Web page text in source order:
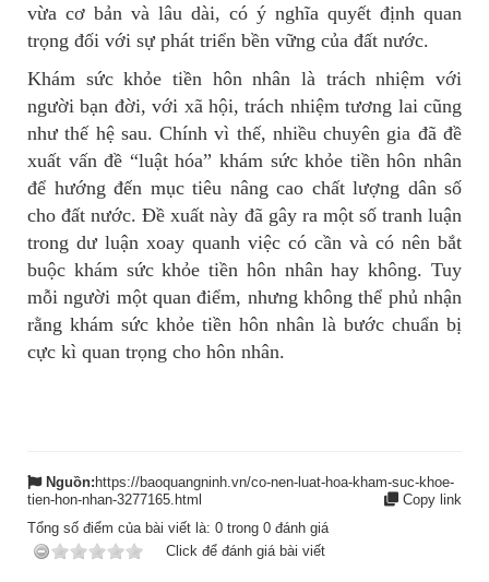
vừa cơ bản và lâu dài, có ý nghĩa quyết định quan
trọng đối với sự phát triển bền vững của đất nước.
Khám sức khỏe tiền hôn nhân là trách nhiệm với
người bạn đời, với xã hội, trách nhiệm tương lai cũng
như thế hệ sau. Chính vì thế, nhiều chuyên gia đã đề
xuất vấn đề “luật hóa” khám sức khỏe tiền hôn nhân
để hướng đến mục tiêu nâng cao chất lượng dân số
cho đất nước. Đề xuất này đã gây ra một số tranh luận
trong dư luận xoay quanh việc có cần và có nên bắt
buộc khám sức khỏe tiền hôn nhân hay không. Tuy
mỗi người một quan điểm, nhưng không thể phủ nhận
rằng khám sức khỏe tiền hôn nhân là bước chuẩn bị
cực kì quan trọng cho hôn nhân.
Nguồn:https://baoquangninh.vn/co-nen-luat-hoa-kham-suc-khoe-
tien-hon-nhan-3277165.html
Copy link
Tổng số điểm của bài viết là: 0 trong 0 đánh giá
Click để đánh giá bài viết